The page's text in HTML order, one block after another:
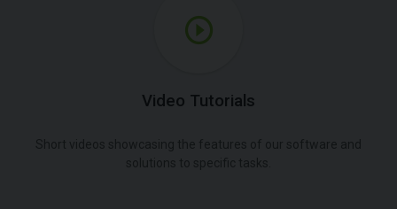
Video Tutorials